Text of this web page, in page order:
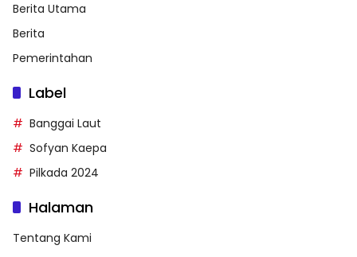
Berita Utama
Berita
Pemerintahan
Label
Banggai Laut
Sofyan Kaepa
Pilkada 2024
Halaman
Tentang Kami